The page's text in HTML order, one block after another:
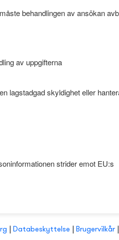
behandlingen av ansökan
av uppgifterna
lagstadgad skyldighet eller
strider emot EU:s
| Databeskyttelse | Brugervilkår |